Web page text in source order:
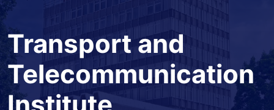
Transport and
Telecommunication